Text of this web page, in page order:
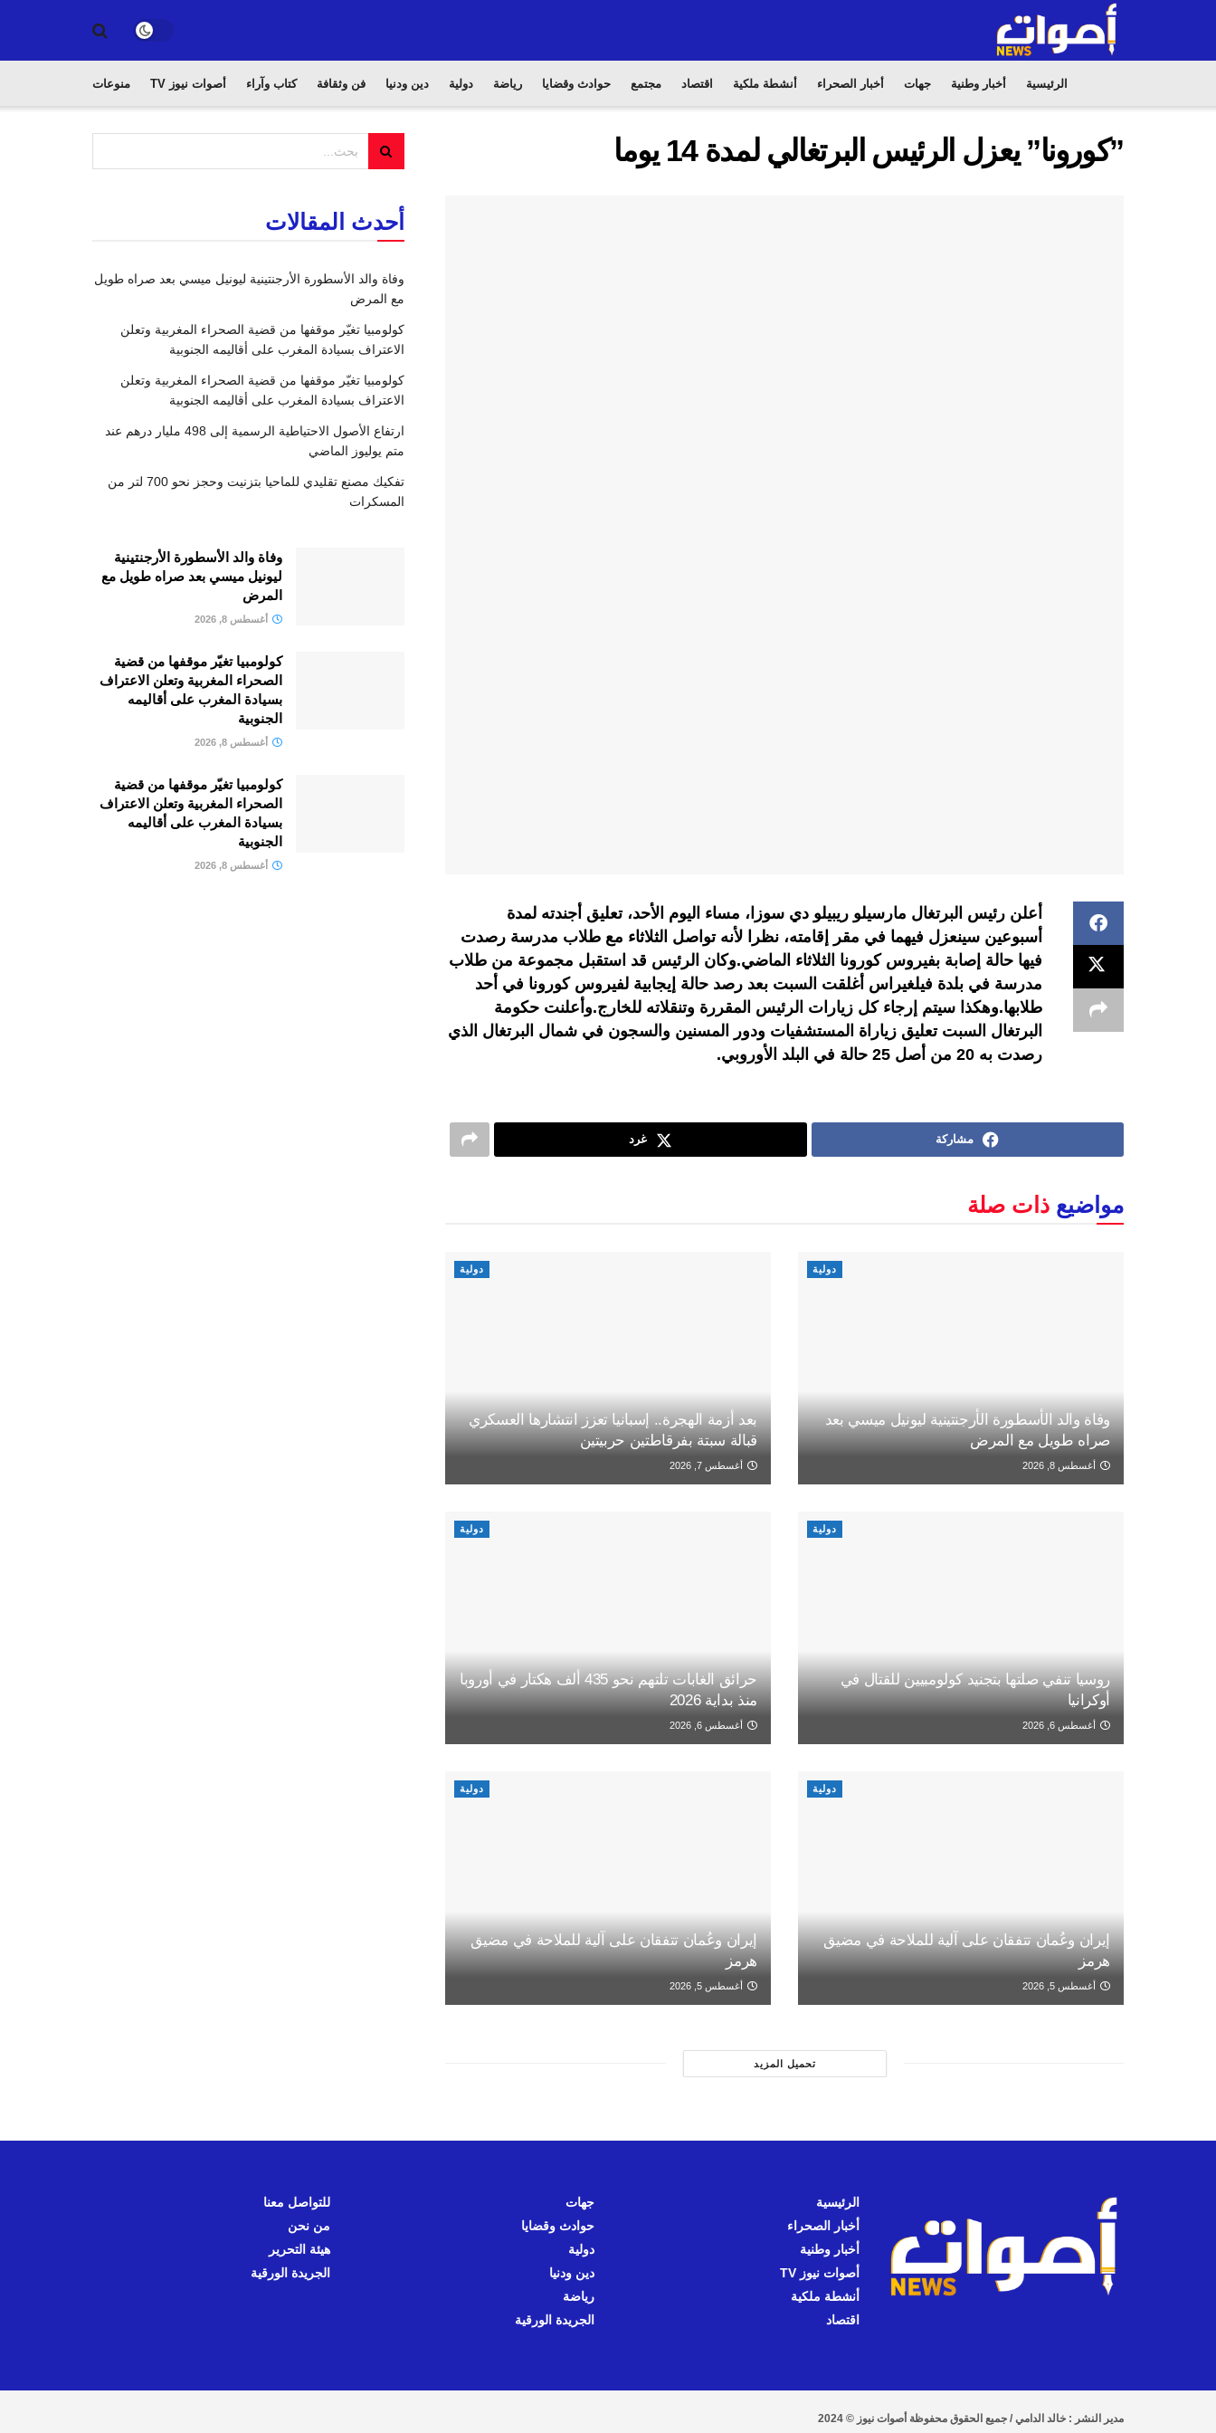
الرئيسية أخبار وطنية جهات أخبار الصحراء أنشطة ملكية اقتصاد مجتمع حوادث وقضايا رياضة دولية دين ودنيا فن وثقافة كتاب وآراء أصوات نيوز TV منوعات
”كورونا” يعزل الرئيس البرتغالي لمدة 14 يوما
أعلن رئيس البرتغال مارسيلو ريبيلو دي سوزا، مساء اليوم الأحد، تعليق أجندته لمدة
أسبوعين سينعزل فيهما في مقر إقامته، نظرا لأنه تواصل الثلاثاء مع طلاب مدرسة رصدت
فيها حالة إصابة بفيروس كورونا الثلاثاء الماضي.وكان الرئيس قد استقبل مجموعة من طلاب
مدرسة في بلدة فيلغيراس أغلقت السبت بعد رصد حالة إيجابية لفيروس كورونا في أحد
طلابها.وهكذا سيتم إرجاء كل زيارات الرئيس المقررة وتنقلاته للخارج.وأعلنت حكومة
البرتغال السبت تعليق زياراة المستشفيات ودور المسنين والسجون في شمال البرتغال الذي
رصدت به 20 من أصل 25 حالة في البلد الأوروبي.
مشاركة غرد
مواضيع ذات صلة
دولية
وفاة والد الأسطورة الأرجنتينية ليونيل ميسي بعد
صراه طويل مع المرض
أغسطس 8, 2026
دولية
بعد أزمة الهجرة.. إسبانيا تعزز انتشارها العسكري
قبالة سبتة بفرقاطتين حربيتين
أغسطس 7, 2026
دولية
روسيا تنفي صلتها بتجنيد كولومبيين للقتال في
أوكرانيا
أغسطس 6, 2026
دولية
حرائق الغابات تلتهم نحو 435 ألف هكتار في أوروبا
منذ بداية 2026
أغسطس 6, 2026
دولية
إيران وعُمان تتفقان على آلية للملاحة في مضيق
هرمز
أغسطس 5, 2026
دولية
إيران وعُمان تتفقان على آلية للملاحة في مضيق
هرمز
أغسطس 5, 2026
تحميل المزيد
أحدث المقالات
وفاة والد الأسطورة الأرجنتينية ليونيل ميسي بعد صراه طويل
مع المرض
كولومبيا تغيّر موقفها من قضية الصحراء المغربية وتعلن
الاعتراف بسيادة المغرب على أقاليمه الجنوبية
كولومبيا تغيّر موقفها من قضية الصحراء المغربية وتعلن
الاعتراف بسيادة المغرب على أقاليمه الجنوبية
ارتفاع الأصول الاحتياطية الرسمية إلى 498 مليار درهم عند
متم يوليوز الماضي
تفكيك مصنع تقليدي للماحيا بتزنيت وحجز نحو 700 لتر من
المسكرات
وفاة والد الأسطورة الأرجنتينية
ليونيل ميسي بعد صراه طويل مع
المرض
أغسطس 8, 2026
كولومبيا تغيّر موقفها من قضية
الصحراء المغربية وتعلن الاعتراف
بسيادة المغرب على أقاليمه
الجنوبية
أغسطس 8, 2026
كولومبيا تغيّر موقفها من قضية
الصحراء المغربية وتعلن الاعتراف
بسيادة المغرب على أقاليمه
الجنوبية
أغسطس 8, 2026
الرئيسية
أخبار الصحراء
أخبار وطنية
أصوات نيوز TV
أنشطة ملكية
اقتصاد
جهات
حوادث وقضايا
دولية
دين ودنيا
رياضة
الجريدة الورقية
للتواصل معنا
من نحن
هيئة التحرير
الجريدة الورقية
مدير النشر : خالد الدامي / جميع الحقوق محفوظة أصوات نيوز © 2024